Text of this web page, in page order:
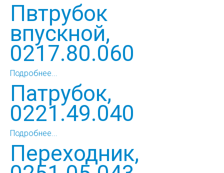
Пвтрубок
впускной,
0217.80.060
Подробнее...
Патрубок,
0221.49.040
Подробнее...
Переходник,